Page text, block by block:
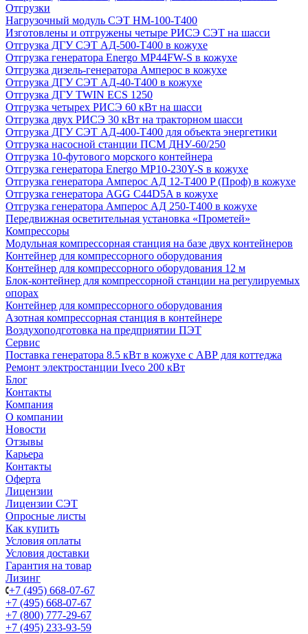
Отгрузки
Нагрузочный модуль СЭТ НМ-100-Т400
Изготовлены и отгружены четыре РИСЭ СЭТ на шасси
Отгрузка ДГУ СЭТ АД-500-Т400 в кожухе
Отгрузка генератора Energo MP44FW-S в кожухе
Отгрузка дизель-генератора Амперос в кожухе
Отгрузка ДГУ СЭТ АД-40-Т400 в кожухе
Отгрузка ДГУ TWIN ECS 1250
Отгрузка четырех РИСЭ 60 кВт на шасси
Отгрузка двух РИСЭ 30 кВт на тракторном шасси
Отгрузка ДГУ СЭТ АД-400-Т400 для объекта энергетики
Отгрузка насосной станции ПСМ ДНУ-60/250
Отгрузка 10-футового морского контейнера
Отгрузка генератора Energo MP10-230Y-S в кожухе
Отгрузка генератора Амперос АД 12-Т400 P (Проф) в кожухе
Отгрузка генератора AGG C44D5A в кожухе
Отгрузка генератора Амперос АД 250-Т400 в кожухе
Передвижная осветительная установка «Прометей»
Компрессоры
Модульная компрессорная станция на базе двух контейнеров
Контейнер для компрессорного оборудования
Контейнер для компрессорного оборудования 12 м
Блок-контейнер для компрессорной станции на регулируемых
опорах
Контейнер для компрессорного оборудования
Азотная компрессорная станция в контейнере
Воздухоподготовка на предприятии ПЭТ
Сервис
Поставка генератора 8.5 кВт в кожухе с АВР для коттеджа
Ремонт электростанции Iveco 200 кВт
Блог
Контакты
Компания
О компании
Новости
Отзывы
Карьера
Контакты
Оферта
Лицензии
Лицензии СЭТ
Опросные листы
Как купить
Условия оплаты
Условия доставки
Гарантия на товар
Лизинг
+7 (495) 668-07-67
+7 (495) 668-07-67
+7 (800) 777-29-67
+7 (495) 233-93-59